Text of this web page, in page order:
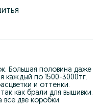
Большая половина даже
каждый по 1500-3000тг.
и оттенки.
как брали для вышивки.
две коробки.